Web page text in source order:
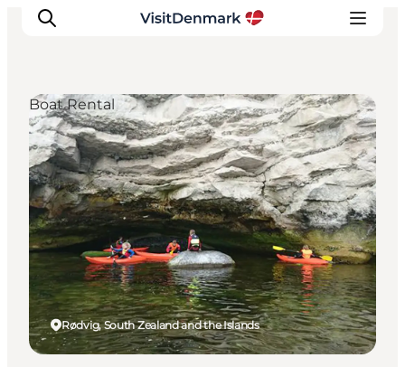
Inspiratie
Bestemmingen
Wat te doen
Accommodaties
Plan je reis
Rødvig, South Zealand and the Islands
Boat Rental